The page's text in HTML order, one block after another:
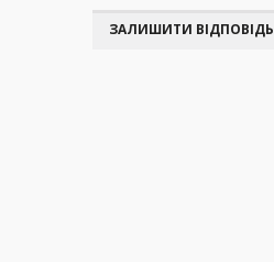
ЗАЛИШИТИ ВІДПОВІДЬ